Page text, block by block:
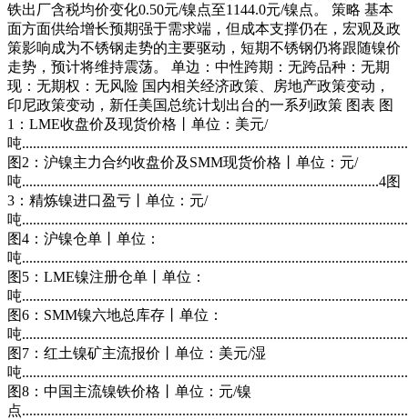
铁出厂含税均价变化0.50元/镍点至1144.0元/镍点。 策略 基本
面方面供给增长预期强于需求端，但成本支撑仍在，宏观及政
策影响成为不锈钢走势的主要驱动，短期不锈钢仍将跟随镍价
走势，预计将维持震荡。 单边：中性跨期：无跨品种：无期
现：无期权：无风险 国内相关经济政策、房地产政策变动，
印尼政策变动，新任美国总统计划出台的一系列政策 图表 图
1：LME收盘价及现货价格丨单位：美元/
吨
图2：沪镍主力合约收盘价及SMM现货价格丨单位：元/
吨..................................................................................................4图
3：精炼镍进口盈亏丨单位：元/
吨
图4：沪镍仓单丨单位：
吨
图5：LME镍注册仓单丨单位：
吨
图6：SMM镍六地总库存丨单位：
吨
图7：红土镍矿主流报价丨单位：美元/湿
吨
图8：中国主流镍铁价格丨单位：元/镍
点